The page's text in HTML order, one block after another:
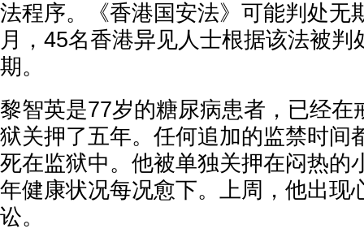
法程序。《香港国安法》可能判处无
月，45名香港异见人士根据该法被判
期。
黎智英是77岁的糖尿病患者，已经在
狱关押了五年。任何追加的监禁时间
死在监狱中。他被单独关押在闷热的
年健康状况每况愈下。上周，他出现
讼。